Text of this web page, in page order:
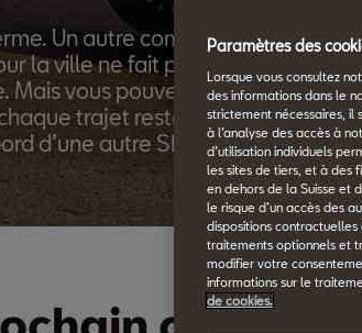
Un autre commence.
la ville ne fait plus partie de
Mais vous pouvez malgré tout
trajet reste
d’une autre SEAT.
Paramètres des
Lorsque vous consultez
des informations dans le
strictement nécessaires, il
à l’analyse des accès à
d’utilisation individuels
les sites de tiers, et à des
en dehors de la Suisse et
le risque d’un accès des
dispositions
traitements optionnels et
modifier votre
informations sur le
de cookies.